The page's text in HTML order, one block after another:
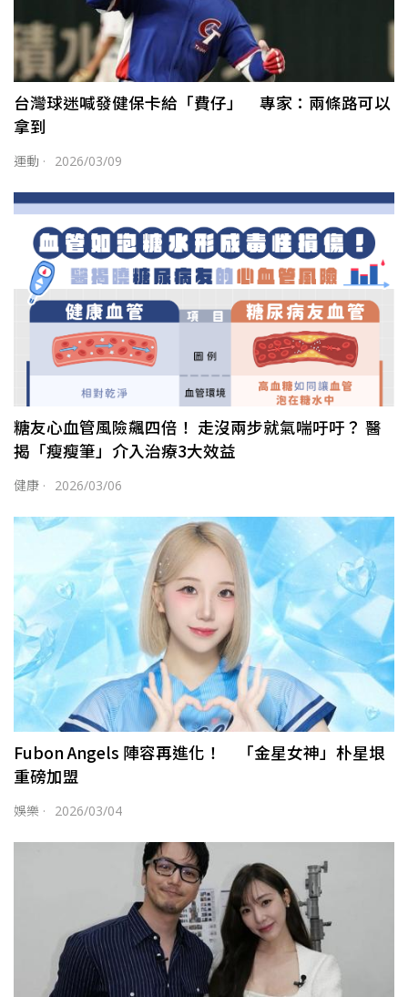
台灣球迷喊發健保卡給「費仔」 專家：兩條路可以
拿到
運動 · 2026/03/09
糖友心血管風險飆四倍！ 走沒兩步就氣喘吁吁？ 醫
揭「瘦瘦筆」介入治療3大效益
健康 · 2026/03/06
Fubon Angels 陣容再進化！ 「金星女神」朴星垠
重磅加盟
娛樂 · 2026/03/04